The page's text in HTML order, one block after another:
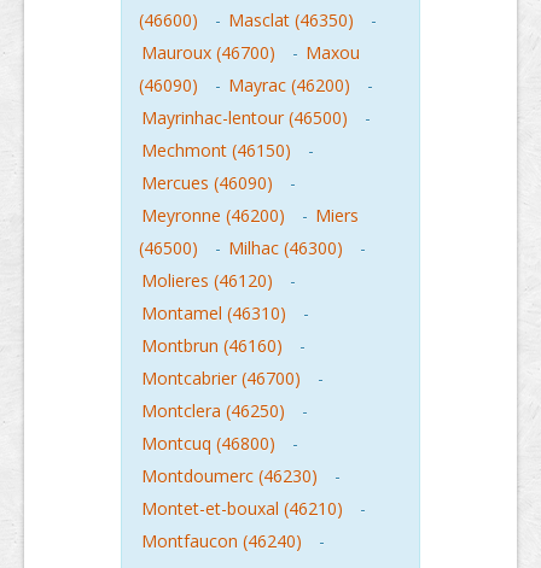
(46600)
- Masclat (46350)
-
Mauroux (46700)
- Maxou
(46090)
- Mayrac (46200)
-
Mayrinhac-lentour (46500)
-
Mechmont (46150)
-
Mercues (46090)
-
Meyronne (46200)
- Miers
(46500)
- Milhac (46300)
-
Molieres (46120)
-
Montamel (46310)
-
Montbrun (46160)
-
Montcabrier (46700)
-
Montclera (46250)
-
Montcuq (46800)
-
Montdoumerc (46230)
-
Montet-et-bouxal (46210)
-
Montfaucon (46240)
-